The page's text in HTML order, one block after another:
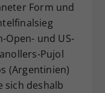
Form und
Open- und US-
Pujol
(Argentinien)
sich deshalb